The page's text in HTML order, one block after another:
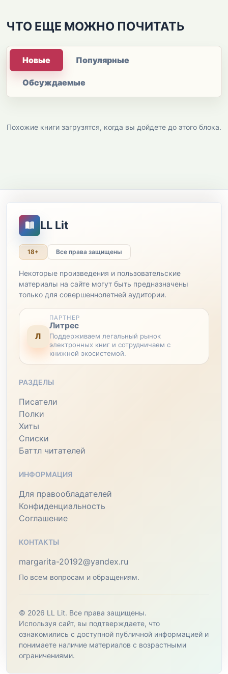
ЧТО ЕЩЕ МОЖНО ПОЧИТАТЬ
Новые Популярные
Обсуждаемые
Похожие книги загрузятся, когда вы дойдете до этого блока.
LL Lit
18+ Все права защищены
Некоторые произведения и пользовательские
материалы на сайте могут быть предназначены
только для совершеннолетней аудитории.
Л
ПАРТНЕР
Литрес
Поддерживаем легальный рынок
электронных книг и сотрудничаем с
книжной экосистемой.
РАЗДЕЛЫ
Писатели
Полки
Хиты
Списки
Баттл читателей
ИНФОРМАЦИЯ
Для правообладателей
Конфиденциальность
Соглашение
КОНТАКТЫ
margarita-20192@yandex.ru
По всем вопросам и обращениям.
© 2026 LL Lit. Все права защищены.
Используя сайт, вы подтверждаете, что
ознакомились с доступной публичной информацией и
понимаете наличие материалов с возрастными
ограничениями.